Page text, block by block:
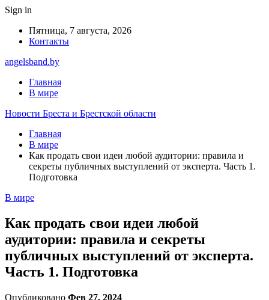
Sign in
Пятница, 7 августа, 2026
Контакты
angelsband.by
Главная
В мире
Новости Бреста и Брестской области
Главная
В мире
Как продать свои идеи любой аудитории: правила и
секреты публичных выступлений от эксперта. Часть 1.
Подготовка
В мире
Как продать свои идеи любой
аудитории: правила и секреты
публичных выступлений от эксперта.
Часть 1. Подготовка
Опубликовано Фев 27, 2024